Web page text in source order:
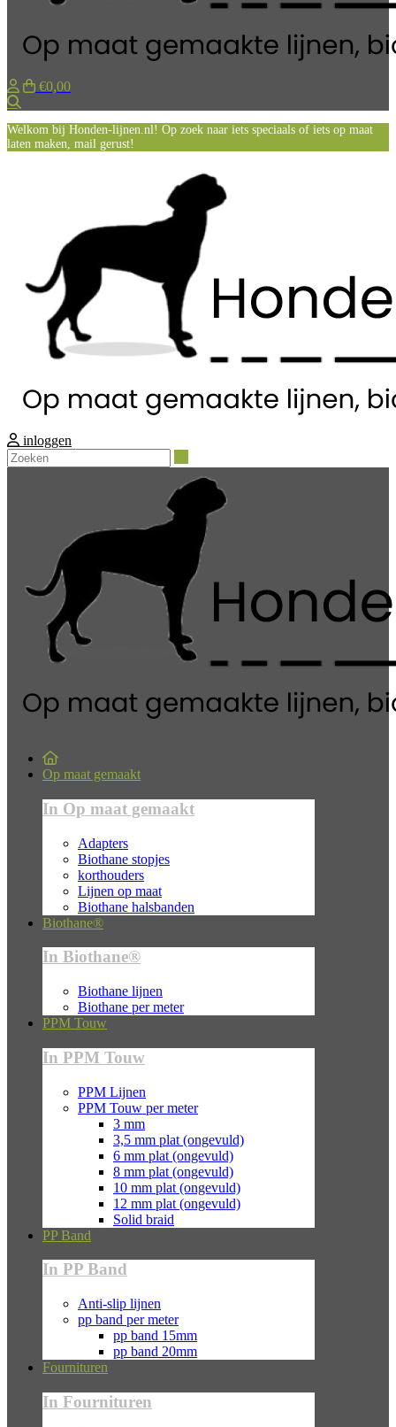
€0,00
Welkom bij Honden-lijnen.nl! Op zoek naar iets speciaals of iets op maat
laten maken, mail gerust!
inloggen
Op maat gemaakt
In Op maat gemaakt
Adapters
Biothane stopjes
korthouders
Lijnen op maat
Biothane halsbanden
Biothane®
In Biothane®
Biothane lijnen
Biothane per meter
PPM Touw
In PPM Touw
PPM Lijnen
PPM Touw per meter
3 mm
3,5 mm plat (ongevuld)
6 mm plat (ongevuld)
8 mm plat (ongevuld)
10 mm plat (ongevuld)
12 mm plat (ongevuld)
Solid braid
PP Band
In PP Band
Anti-slip lijnen
pp band per meter
pp band 15mm
pp band 20mm
Fournituren
In Fournituren